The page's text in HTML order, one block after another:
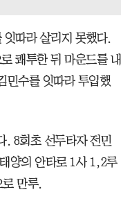
따라 살리지 못했다.
쾌투한 뒤 마운드를 내
민수를 잇따라 투입했
. 8회초 선두타자 전민
양의 안타로 1사 1,2루
만루.